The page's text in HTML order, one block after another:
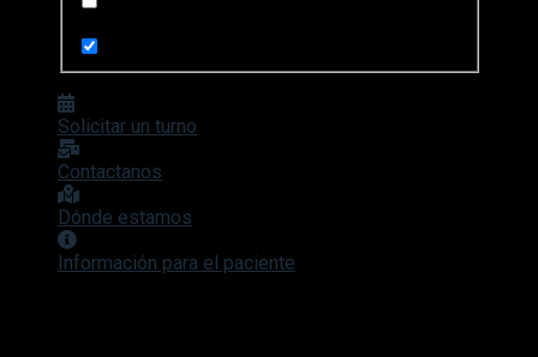
Solicitar un turno
Contactanos
Dónde estamos
Información para el paciente